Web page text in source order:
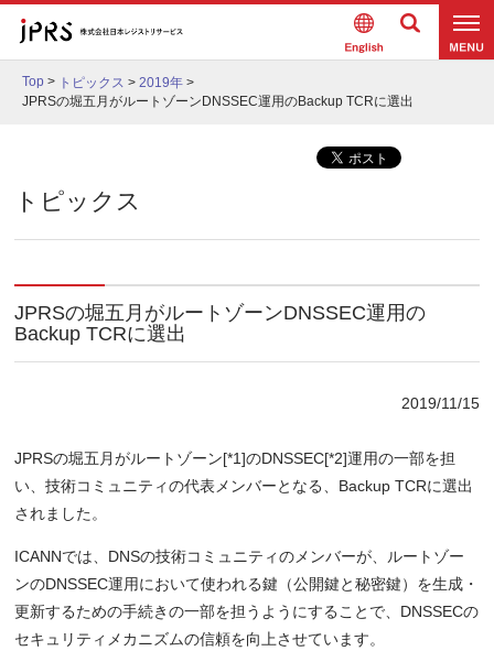
Englis 検索
Top > トピックス > 2019年 >
JPRSの堀五月がルートゾーンDNSSEC運用のBackup TCRに選出
トピックス
JPRSの堀五月がルートゾーンDNSSEC運用の
Backup TCRに選出
2019/11/15
JPRSの堀五月がルートゾーン[*1]のDNSSEC[*2]運用の一部を担
い、技術コミュニティの代表メンバーとなる、Backup TCRに選出
されました。
ICANNでは、DNSの技術コミュニティのメンバーが、ルートゾー
ンのDNSSEC運用において使われる鍵（公開鍵と秘密鍵）を生成・
更新するための手続きの一部を担うようにすることで、DNSSECの
セキュリティメカニズムの信頼を向上させています。